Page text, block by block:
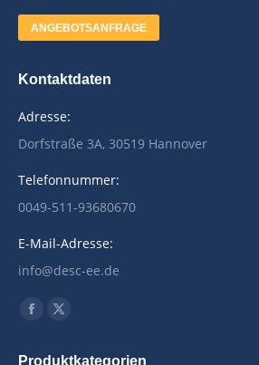
ANGEBOTSANFRAGE
Kontaktdaten
Adresse:
Dorfstraße 3A, 30519 Hannover
Telefonnummer:
0049-511-93680670
E-Mail-Adresse:
info@desc-ee.de
Finden Sie uns auf:
Facebook
X
Produktkategorien